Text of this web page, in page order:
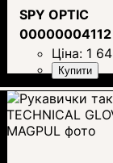
SPY OPTIC
00000004112
Ціна: 1
Купити